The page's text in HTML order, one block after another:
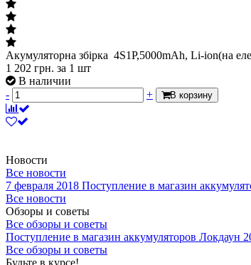
Акумуляторна збірка 4S1P,5000mAh, Li-ion(на
1 202 грн. за 1 шт
В наличии
-
+ В корзину
Новости
Все новости
7 февраля 2018 Поступление в магазин
Все новости
Обзоры и советы
Все обзоры и советы
Поступление в магазин аккумуляторов Локдаун
Все обзоры и советы
Будьте в курсе!